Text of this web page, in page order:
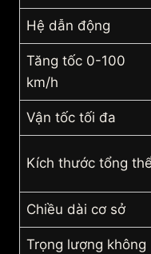
Hệ dẫn động
Tăng tốc 0-100
km/h
Vận tốc tối đa
Kích thước tổng
Chiều dài cơ sở
Trọng lượng không